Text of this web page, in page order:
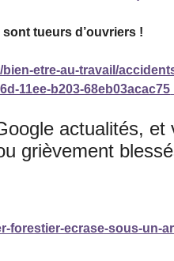
tueurs d’ouvriers !
etre-au-travail/
11ee-b203-68eb03acac75
actualités, et
grièvement
forestier-ecrase-sous-un-